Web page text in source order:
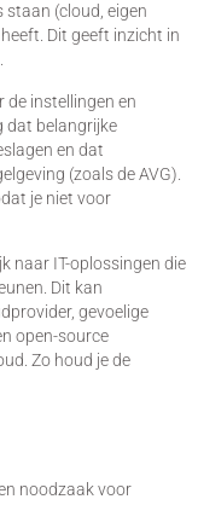
staan (cloud, eigen
Dit geeft inzicht in
de instellingen en
dat belangrijke
en dat
(zoals de AVG).
je niet voor
naar IT-oplossingen die
Dit kan
gevoelige
open-source
Zo houd je de
noodzaak voor